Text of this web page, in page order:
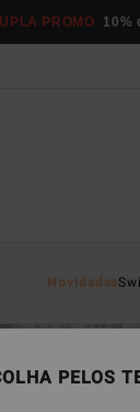
PROMO 10%
Novidades
PELOS